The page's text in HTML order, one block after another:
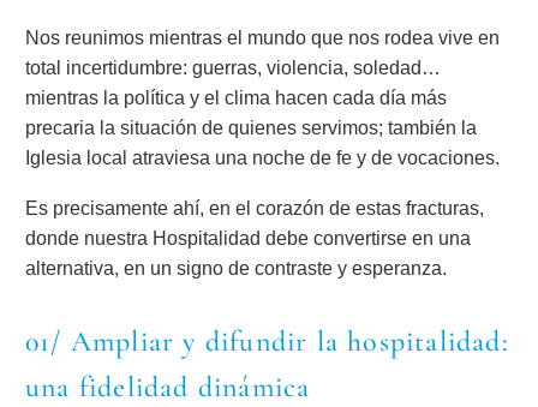
Nos reunimos mientras el mundo que nos rodea vive en
total incertidumbre: guerras, violencia, soledad…
mientras la política y el clima hacen cada día más
precaria la situación de quienes servimos; también la
Iglesia local atraviesa una noche de fe y de vocaciones.
Es precisamente ahí, en el corazón de estas fracturas,
donde nuestra Hospitalidad debe convertirse en una
alternativa, en un signo de contraste y esperanza.
01/ Ampliar y difundir la hospitalidad:
una fidelidad dinámica